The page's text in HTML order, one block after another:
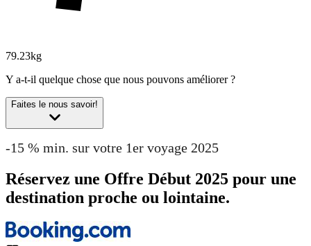
79.23kg
Y a-t-il quelque chose que nous pouvons améliorer ?
Faites le nous savoir!
-15 % min. sur votre 1er voyage 2025
Réservez une Offre Début 2025 pour une
destination proche ou lointaine.